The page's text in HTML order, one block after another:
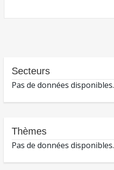
Secteurs
Pas de données disponibles.
Thèmes
Pas de données disponibles.